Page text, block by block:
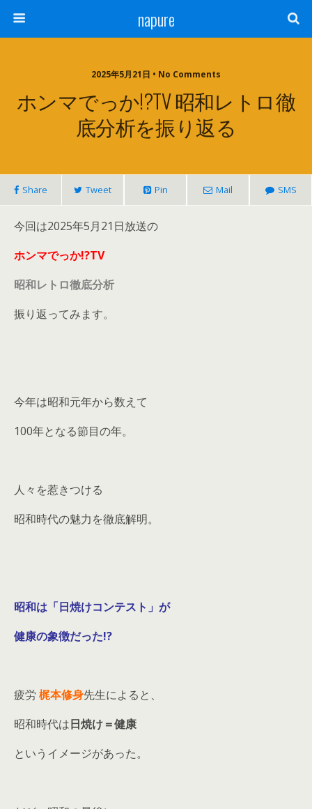
napure
2025年5月21日 • No Comments
ホンマでっか!?TV 昭和レトロ徹
底分析を振り返る
Share Tweet Pin Mail SMS
今回は2025年5月21日放送の
ホンマでっか!?TV
昭和レトロ徹底分析
振り返ってみます。
今年は昭和元年から数えて
100年となる節目の年。
人々を惹きつける
昭和時代の魅力を徹底解明。
昭和は「日焼けコンテスト」が
健康の象徴だった!?
疲労 梶本修身先生によると、
昭和時代は日焼け＝健康
というイメージがあった。